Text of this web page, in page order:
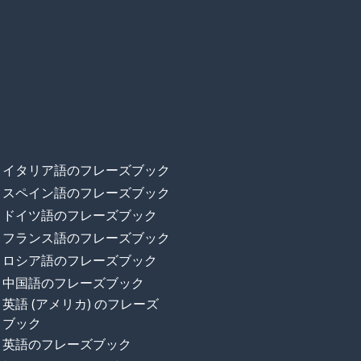
イタリア語のフレーズブック
スペイン語のフレーズブック
ドイツ語のフレーズブック
フランス語のフレーズブック
ロシア語のフレーズブック
中国語のフレーズブック
英語 (アメリカ) のフレーズ
ブック
英語のフレーズブック